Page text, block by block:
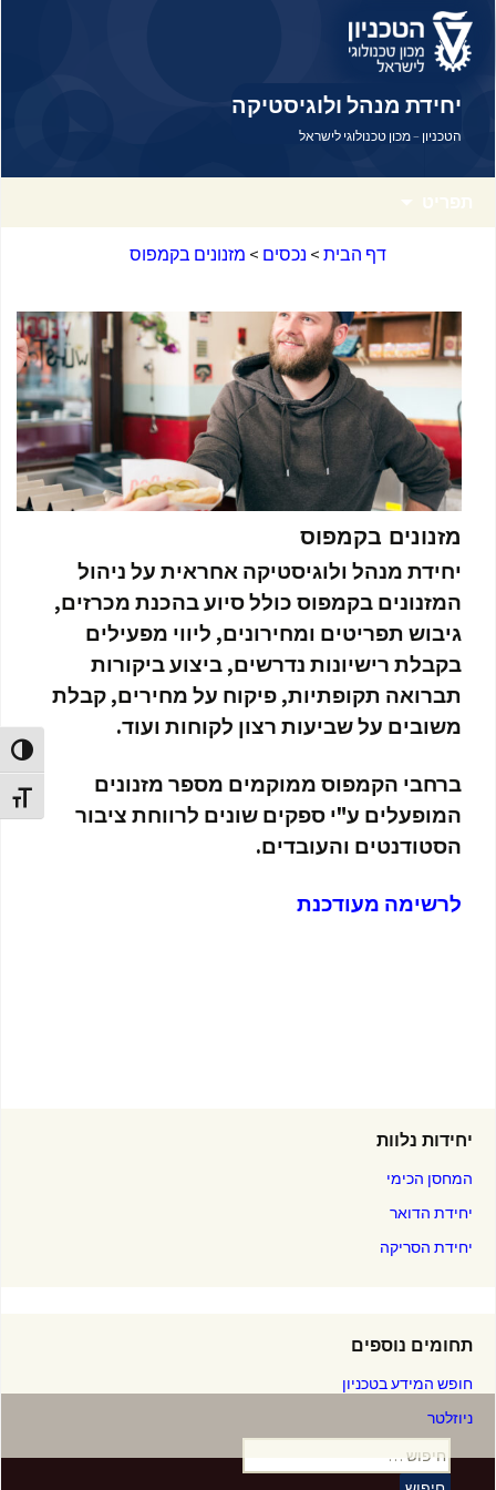
דלג לתוכן
דלג לניווט
מתג
יחידת מנהל ולוגיסטיקה
הטכניון – מכון טכנולוגי לישראל
תפריט
דף הבית > נכסים > מזנונים בקמפוס
מזנונים בקמפוס
יחידת מנהל ולוגיסטיקה אחראית על ניהול
המזנונים בקמפוס כולל סיוע בהכנת מכרזים,
גיבוש תפריטים ומחירונים, ליווי מפעילים
בקבלת רישיונות נדרשים, ביצוע ביקורות
תברואה תקופתיות, פיקוח על מחירים, קבלת
משובים על שביעות רצון לקוחות ועוד.
ברחבי הקמפוס ממוקמים מספר מזנונים
המופעלים ע"י ספקים שונים לרווחת ציבור
הסטודנטים והעובדים.
לרשימה מעודכנת
יחידות נלוות
המחסן הכימי
יחידת הדואר
יחידת הסריקה
תחומים נוספים
חופש המידע בטכניון
ניוזלטר
חיפוש: